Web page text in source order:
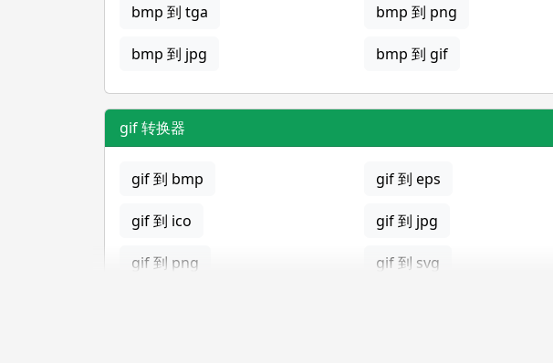
bmp 到 tga bmp 到 png
bmp 到 jpg bmp 到 gif
gif 转换器
gif 到 bmp gif 到 eps
gif 到 ico gif 到 jpg
gif 到 png gif 到 svg